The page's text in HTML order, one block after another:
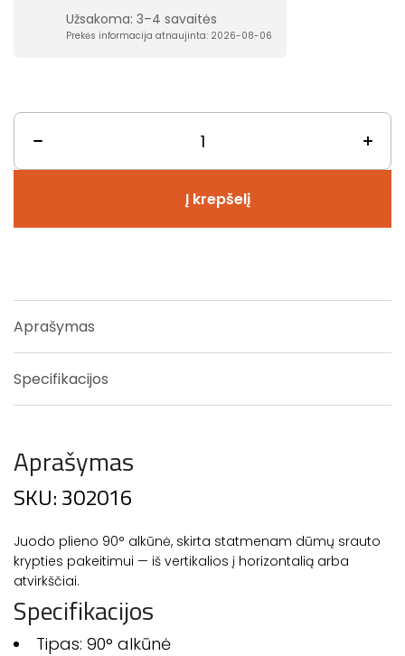
Užsakoma: 3–4 savaitės
Prekės informacija atnaujinta: 2026-08-06
Į krepšelį
Aprašymas
Specifikacijos
Aprašymas
SKU: 302016
Juodo plieno 90° alkūnė, skirta statmenam dūmų srauto
krypties pakeitimui — iš vertikalios į horizontalią arba
atvirkščiai.
Specifikacijos
Tipas: 90° alkūnė